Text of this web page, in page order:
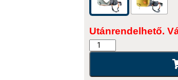
Utánrendelhető.